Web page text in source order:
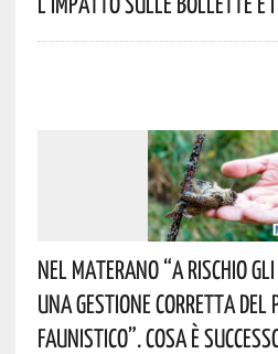
Nel Materano “a Rischio
Una Gestione Corretta Del
Faunistico”. Cosa È